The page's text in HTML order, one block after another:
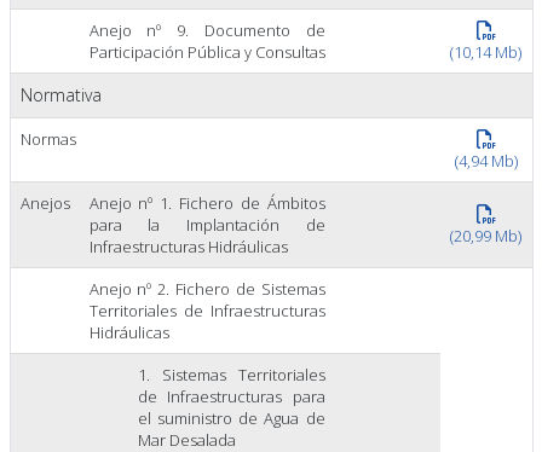
Anejo nº 9. Documento de
Participación Pública y Consultas
(10,14 Mb)
Normativa
Normas
(4,94 Mb)
Anejos
Anejo nº 1. Fichero de Ámbitos
para la Implantación de
Infraestructuras Hidráulicas
(20,99 Mb)
Anejo nº 2. Fichero de Sistemas
Territoriales de Infraestructuras
Hidráulicas
1. Sistemas Territoriales
de Infraestructuras para
el suministro de Agua de
Mar Desalada